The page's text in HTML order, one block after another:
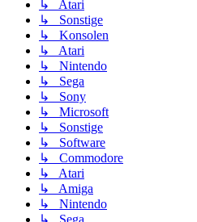
↳ Atari
↳ Sonstige
↳ Konsolen
↳ Atari
↳ Nintendo
↳ Sega
↳ Sony
↳ Microsoft
↳ Sonstige
↳ Software
↳ Commodore
↳ Atari
↳ Amiga
↳ Nintendo
↳ Sega